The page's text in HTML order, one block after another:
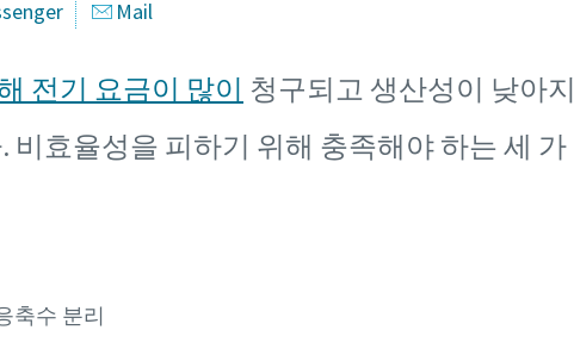
Mail
전기 요금이 많이 청구되고 생산성이 낮아지
효율성을 피하기 위해 충족해야 하는 세 가
축수 분리